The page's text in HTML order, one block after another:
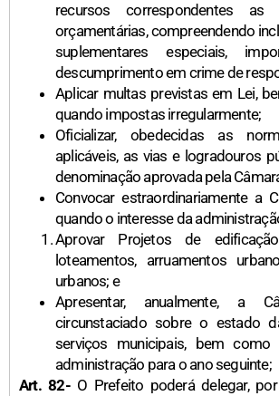
recursos correspondentes as
orçamentárias, compreendendo
suplementares especiais,
descumprimento em crime de
Aplicar multas previstas em Lei,
quando impostas irregularmente;
Oficializar, obedecidas as
aplicáveis, as vias e logradouros
denominação aprovada pela
Convocar estraordinariamente a
quando o interesse da
Aprovar Projetos de
loteamentos, arruamentos
urbanos; e
Apresentar, anualmente, a
circunstaciado sobre o estado
serviços municipais, bem
administração para o ano seguinte;
Art. 82-O Prefeito poderá delegar,